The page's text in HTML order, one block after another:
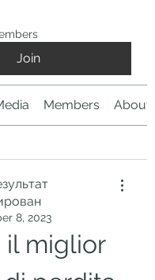
Join
Members About
8, 2023
il miglior